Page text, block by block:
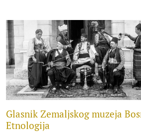
Glasnik Zemaljskog muzeja
Etnologija